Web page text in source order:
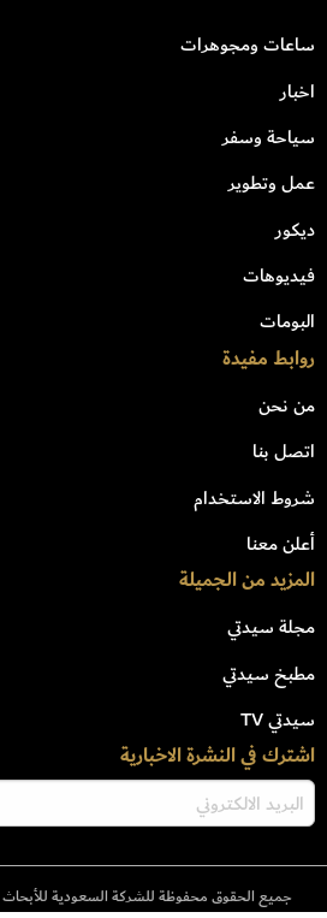
ساعات ومجوهرات
اخبار
سياحة وسفر
عمل وتطوير
ديكور
فيديوهات
البومات
روابط مفيدة
من نحن
اتصل بنا
شروط الاستخدام
أعلن معنا
المزيد من الجميلة
مجلة سيدتي
مطبخ سيدتي
سيدتي TV
اشترك في النشرة الاخبارية
جميع الحقوق محفوظة للشركة السعودية